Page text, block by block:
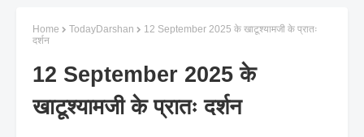
Home TodayDarshan
12 September 2025 के खाटूश्यामजी के प्रातः
दर्शन
12 September 2025 के
खाटूश्यामजी के प्रातः दर्शन